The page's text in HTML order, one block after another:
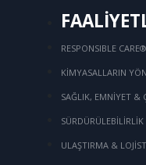
RESPONSIBLE CARE®
KİMYASALLARIN
SAĞLIK, EMNİYET &
SÜRDÜRÜLEBİLİRLİK
ULAŞTIRMA &